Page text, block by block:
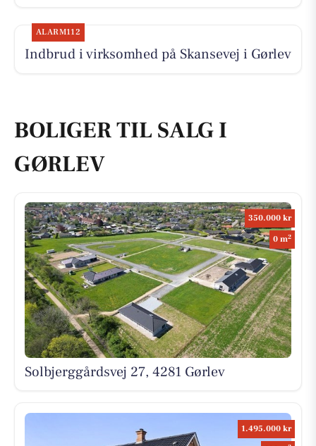
ALARM112
Indbrud i virksomhed på Skansevej i Gørlev
BOLIGER TIL SALG I
GØRLEV
350.000 kr
0 m2
Solbjerggårdsvej 27, 4281 Gørlev
1.495.000 kr